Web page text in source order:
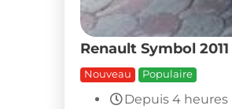
Renault Symbol
Nouveau Populaire
Depuis 4 heures